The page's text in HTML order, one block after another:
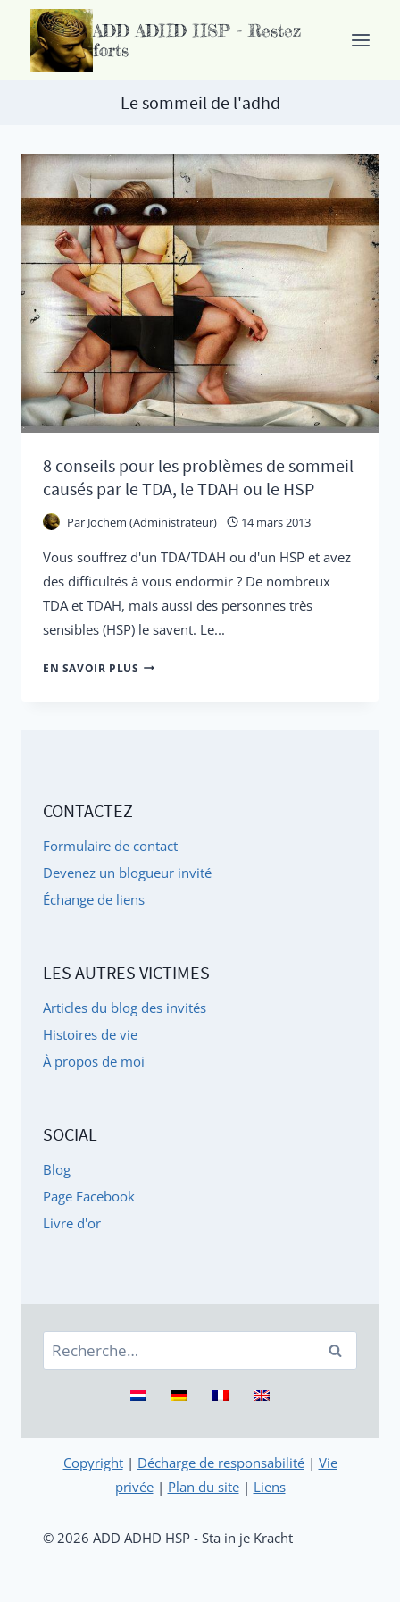
Passer
contenu
ADD ADHD HSP - Restez
forts
Le sommeil de l'adhd
8 conseils pour les problèmes de sommeil
causés par le TDA, le TDAH ou le HSP
Par Jochem (Administrateur) 14 mars 2013
Vous souffrez d'un TDA/TDAH ou d'un HSP et avez
des difficultés à vous endormir ? De nombreux
TDA et TDAH, mais aussi des personnes très
sensibles (HSP) le savent. Le...
EN SAVOIR PLUS 8
LE
TDA,
OU
LE
CONTACTEZ
Formulaire de contact
Devenez un blogueur invité
Échange de liens
LES AUTRES VICTIMES
Articles du blog des invités
Histoires de vie
À propos de moi
SOCIAL
Blog
Page Facebook
Livre d'or
Rechercher :
© 2026 ADD ADHD HSP - Sta in je Kracht
Copyright| Décharge de responsabilité| Vie
privée| Plan du site| Liens